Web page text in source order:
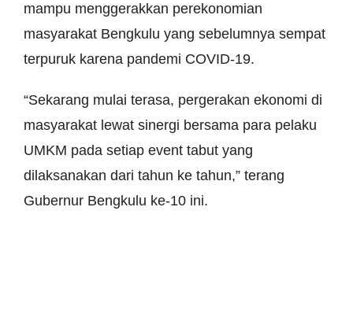
mampu menggerakkan perekonomian
masyarakat Bengkulu yang sebelumnya sempat
terpuruk karena pandemi COVID-19.
“Sekarang mulai terasa, pergerakan ekonomi di
masyarakat lewat sinergi bersama para pelaku
UMKM pada setiap event tabut yang
dilaksanakan dari tahun ke tahun,” terang
Gubernur Bengkulu ke-10 ini.